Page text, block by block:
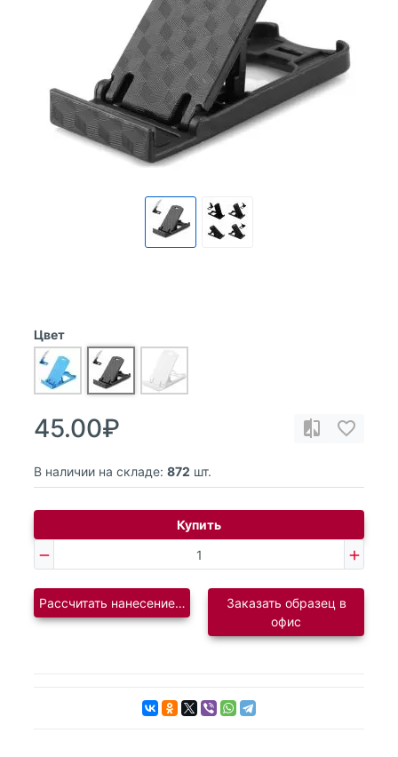
Цвет
45.00₽
В наличии на складе: 872 шт.
Купить
Рассчитать нанесение логотипаЗаказать образец в
офис